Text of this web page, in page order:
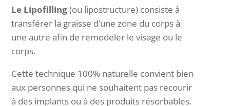
Le Lipofilling(ou lipostructure) consiste à
transférer la graisse d’une zone du corps à
une autre afin de remodeler le visage ou le
corps.
Cette technique 100% naturelle convient bien
aux personnes qui ne souhaitent pas recourir
à des implants ou à des produits résorbables.